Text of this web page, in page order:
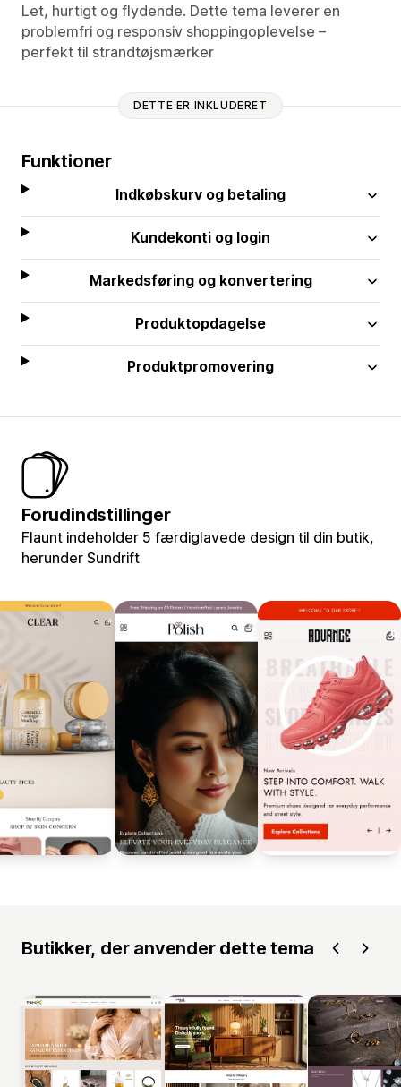
Let, hurtigt og flydende. Dette tema leverer en
problemfri og responsiv shoppingoplevelse –
perfekt til strandtøjsmærker
DETTE ER INKLUDERET
Funktioner
Indkøbskurv og betaling
Kundekonti og login
Markedsføring og konvertering
Produktopdagelse
Produktpromovering
Forudindstillinger
Flaunt indeholder 5 færdiglavede design til din butik,
herunder Sundrift
Butikker, der anvender dette tema